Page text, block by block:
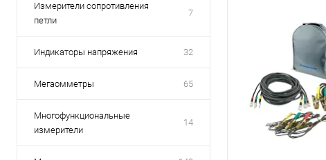
Измерители сопротивления
петли
7
Индикаторы напряжения 32
Мегаомметры 65
Многофункциональные
измерители
14
В
Купить в 1 клик
В избранное